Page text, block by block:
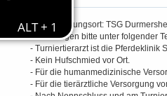
- Veranstaltungsort: TSG
- Rückfragen bitte unter folgender
- Turniertierarzt ist die Pferdeklinik
- Kein Hufschmied vor Ort.
- Für die humanmedizinische
- Für die tierärztliche Versorgung